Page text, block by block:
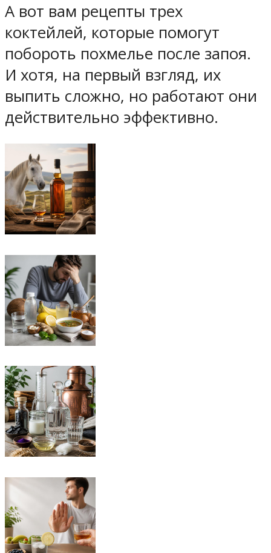
А вот вам рецепты трех
коктейлей, которые помогут
побороть похмелье после запоя.
И хотя, на первый взгляд, их
выпить сложно, но работают они
действительно эффективно.